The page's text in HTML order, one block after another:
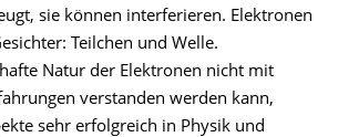
sie können interferieren. Elektronen
Teilchen und Welle.
Natur der Elektronen nicht mit
verstanden werden kann,
sehr erfolgreich in Physik und